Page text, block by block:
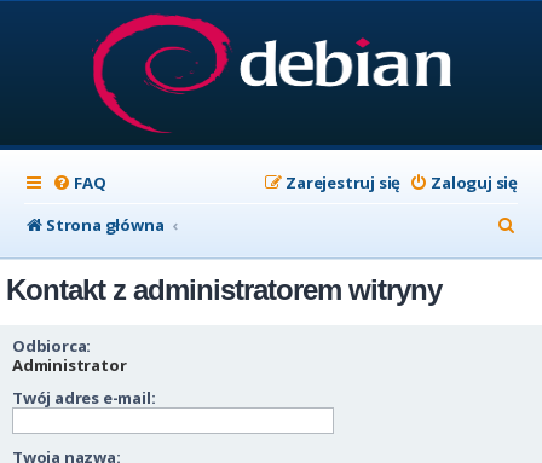
FAQ Zaloguj się
Zarejestruj się
Strona główna
z
Kontakt z administratorem witryny
Odbiorca:
Administrator
Twój adres e-mail:
Twoja nazwa: